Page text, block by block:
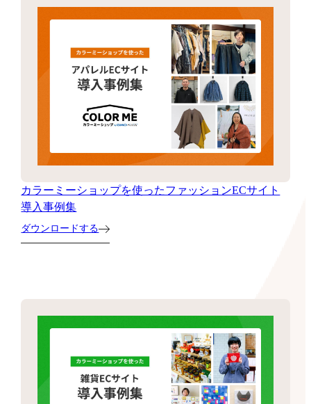
カラーミーショップを使ったファッションECサイト
導入事例集
ダウンロードする